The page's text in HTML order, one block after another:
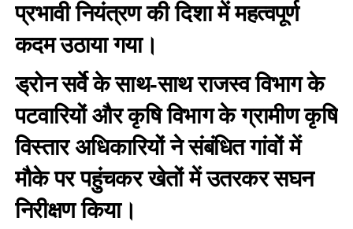
प्रभावी नियंत्रण की दिशा में महत्वपूर्ण
कदम उठाया गया।
ड्रोन सर्वे के साथ-साथ राजस्व विभाग के
पटवारियों और कृषि विभाग के ग्रामीण कृषि
विस्तार अधिकारियों ने संबंधित गांवों में
मौके पर पहुंचकर खेतों में उतरकर सघन
निरीक्षण किया।